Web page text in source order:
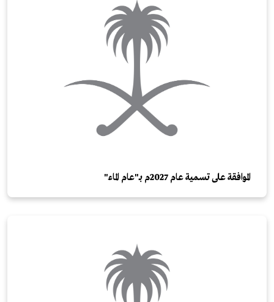
الموافقة على تسمية عام 2027م بـ"عام الماء"